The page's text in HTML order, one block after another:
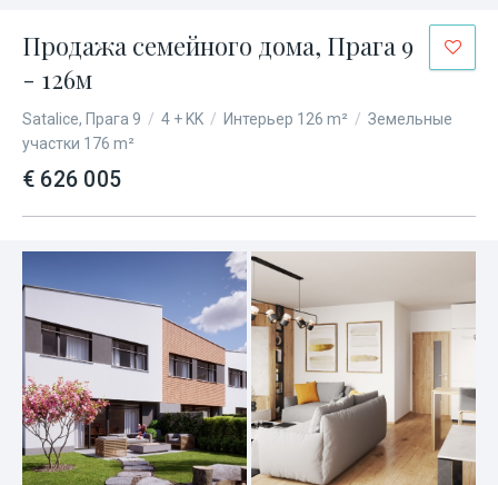
Продажа семейного дома, Прага 9
- 126м
Satalice, Прага 9 / 4 + KK / Интерьер 126 m² / Земельные
участки 176 m²
€ 626 005